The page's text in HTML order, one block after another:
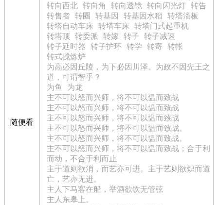
随便看
转向西北 转向角 转向透镜 转向闪光灯 转告
转售者
转圈 转基因 转基因水稻
转塔溜板
转塔自动车床
转塔车床
转塔门式起重机
转塔顶
转委派 转嫁 转子
转子减速
转子延时器
转子护环 转学 转寄
转帐
转式搅炼炉
为高必因丘陵，为下必因川泽。为政不因先王之
道，可谓智乎？
为鱼
为龙
主不可以怒而兴师，将不可以愠而致战
主不可以怒而兴师，将不可以愠而致战
主不可以怒而兴师，将不可以愠而致战
主不可以怒而兴师，将不可以愠而致战。
主不可以怒而兴师，将不可以愠而致战。
主不可以怒而兴师，将不可以愠而致战；合于利
而动，不合于利而止
主于道则欲消，而艺亦可进。主于艺则欲炽而道
亡，艺亦无进。
主人下马客在船，举酒欲饮无管弦
主人东皋上。